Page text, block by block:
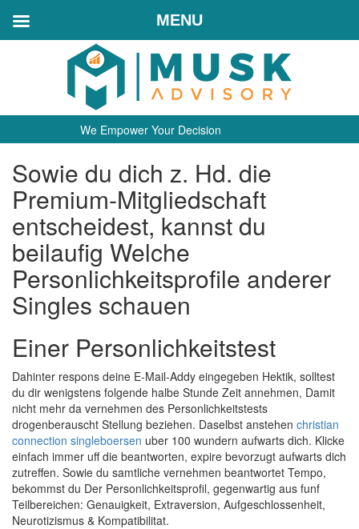
We Empower Your Decision
Sowie du dich z. Hd. die
Premium-Mitgliedschaft
entscheidest, kannst du
beilaufig Welche
Personlichkeitsprofile anderer
Singles schauen
Einer Personlichkeitstest
Dahinter respons deine E-Mail-Addy eingegeben Hektik, solltest
du dir wenigstens folgende halbe Stunde Zeit annehmen, Damit
nicht mehr da vernehmen des Personlichkeitstests
drogenberauscht Stellung beziehen. Daselbst anstehen christian
connection singleboersen uber 100 wundern aufwarts dich. Klicke
einfach immer uff die beantworten, expire bevorzugt aufwarts dich
zutreffen. Sowie du samtliche vernehmen beantwortet Tempo,
bekommst du Der Personlichkeitsprofil, gegenwartig aus funf
Teilbereichen: Genauigkeit, Extraversion, Aufgeschlossenheit,
Neurotizismus & Kompatibilitat.
MENU